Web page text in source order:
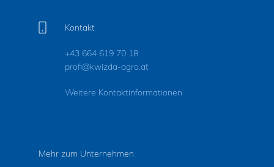
Kontakt
+43 664 619 70 18
profi@kwizda-agro.at
Weitere Kontaktinformationen
Mehr zum Unternehmen